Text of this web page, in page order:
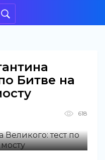
Битве на
618